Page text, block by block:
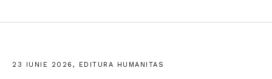
23 IUNIE 2026, EDITURA HUMANITAS